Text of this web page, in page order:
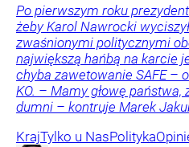
Po pierwszym roku
żeby Karol Nawrocki
zwaśnionymi politycznymi
największą hańbą na karcie
chyba zawetowanie SAFE –
KO. – Mamy głowę
dumni – kontruje Marek
KrajTylko u NasPolityka